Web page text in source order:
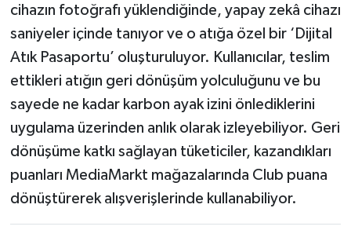
cihazın fotoğrafı yüklendiğinde, yapay zekâ cihazı
saniyeler içinde tanıyor ve o atığa özel bir ‘Dijital
Atık Pasaportu’ oluşturuluyor. Kullanıcılar, teslim
ettikleri atığın geri dönüşüm yolculuğunu ve bu
sayede ne kadar karbon ayak izini önlediklerini
uygulama üzerinden anlık olarak izleyebiliyor. Geri
dönüşüme katkı sağlayan tüketiciler, kazandıkları
puanları MediaMarkt mağazalarında Club puana
dönüştürerek alışverişlerinde kullanabiliyor.